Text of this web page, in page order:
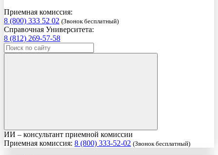
Приемная комиссия:
8 (800) 333 52 02 (Звонок бесплатный)
Справочная Университета:
8 (812) 269-57-58
ИИ – консультант приемной комиссии
Приемная комиссия: 8 (800) 333-52-02 (Звонок бесплатный)